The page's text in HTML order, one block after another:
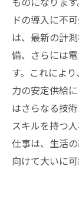
ドの導入に不
は、最新の計
備、さらには
す。これによ
力の安定供給
はさらなる技
スキルを持つ
仕事は、生活
向けて大いに